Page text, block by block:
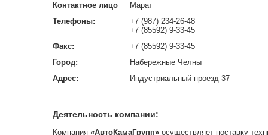
Контактное лицо
Марат
Телефоны:
+7 (987) 234-26-48
+7 (85592) 9-33-45
Факс:
+7 (85592) 9-33-45
Город:
Набережные Челны
Адрес:
Индустриальный проезд 37
Деятельность компании:
Компания «АвтоКамаГрупп» осуществляет поставку